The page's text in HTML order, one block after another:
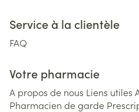
Service à la clientèle
FAQ
Votre pharmacie
A propos de nous Liens utiles
Pharmacien de garde